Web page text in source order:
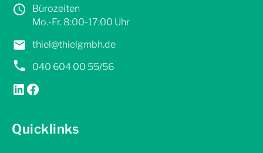
Bürozeiten
Mo.-Fr. 8:00-17:00 Uhr
thiel@thielgmbh.de
040 604 00 55/56
LinkedIn
Facebook
Quicklinks